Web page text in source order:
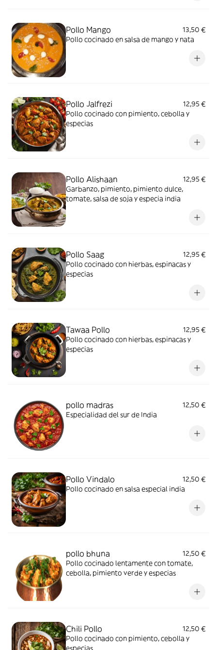
Pollo Mango
13,50 €
Pollo cocinado en salsa de mango y nata
Pollo Jalfrezi
12,95 €
Pollo cocinado con pimiento, cebolla y
especias
Pollo Alishaan
12,95 €
Garbanzo, pimiento, pimiento dulce,
tomate, salsa de soja y especia india
Pollo Saag
12,95 €
Pollo cocinado con hierbas, espinacas y
especias
Tawaa Pollo
12,95 €
Pollo cocinado con hierbas, espinacas y
especias
pollo madras
12,50 €
Especialidad del sur de India
Pollo Vindalo
12,50 €
Pollo cocinado en salsa especial india
pollo bhuna
12,50 €
Pollo cocinado lentamente con tomate,
cebolla, pimiento verde y especias
Chili Pollo
12,50 €
Pollo cocinado con pimiento, cebolla y
especias